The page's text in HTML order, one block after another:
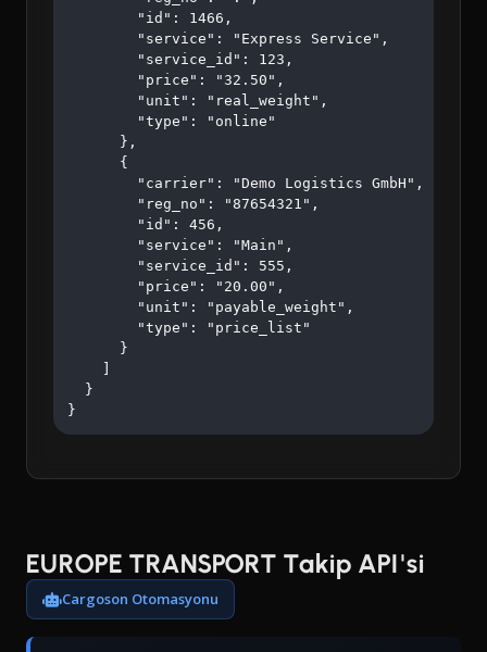
        "id": 1466,
        "service": "Express Service",
        "service_id": 123,
        "price": "32.50",
        "unit": "real_weight",
        "type": "online"
      },
      {
        "carrier": "Demo Logistics GmbH",
        "reg_no": "87654321",
        "id": 456,
        "service": "Main",
        "service_id": 555,
        "price": "20.00",
        "unit": "payable_weight",
        "type": "price_list"
      }
  }
}
EUROPE TRANSPORT Takip API'si
Cargoson Otomasyonu